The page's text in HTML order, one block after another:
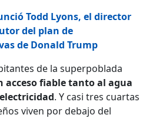
Todd Lyons, el director
del plan de
de Donald Trump
de la superpoblada
acceso fiable tanto al agua
. Y casi tres cuartas
viven por debajo del